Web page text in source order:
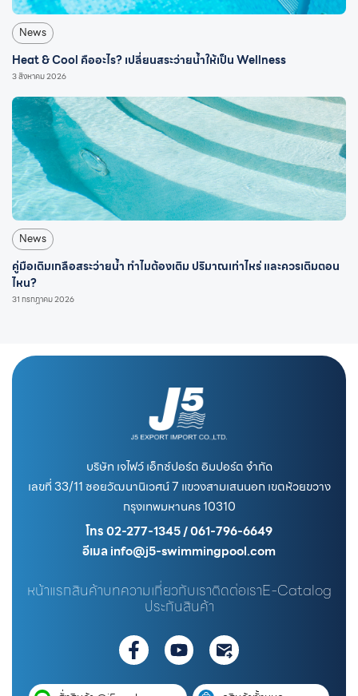
News
Heat & Cool คืออะไร? เปลี่ยนสระว่ายน้ำให้เป็น Wellness
3 สิงหาคม 2026
News
คู่มือเติมเกลือสระว่ายน้ำ ทำไมต้องเติม ปริมาณเท่าไหร่ และควรเติมตอน
ไหน?
31 กรกฎาคม 2026
บริษัท เจไฟว์ เอ็กซ์ปอร์ต อิมปอร์ต จำกัด
เลขที่ 33/11 ซอยวัฒนานิเวศน์ 7 แขวงสามเสนนอก เขตห้วยขวาง
กรุงเทพมหานคร 10310
โทร 02-277-1345 / 061-796-6649
อีเมล info@j5-swimmingpool.com
หน้าแรกสินค้าบทความเกี่ยวกับเราติดต่อเราE-Catalog
ประกันสินค้า